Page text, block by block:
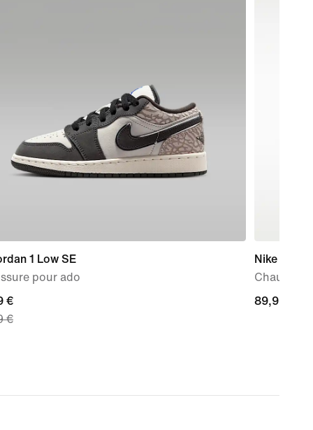
1 Low SE
pour ado
€
€
€
Nike P-
89,99 €
89,99 €